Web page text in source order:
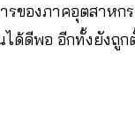
รของภาคอุตสาห
ด้ดีพอ อีกทั้งยังถูก